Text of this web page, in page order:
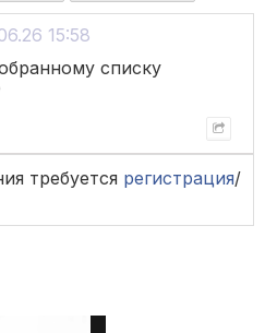
15:58
списку
требуется регистрация/